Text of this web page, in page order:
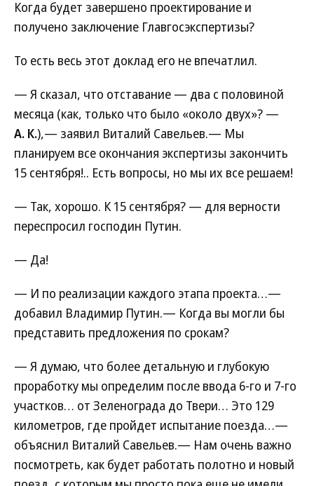
Когда будет завершено проектирование и
получено заключение Главгосэкспертизы?
То есть весь этот доклад его не впечатлил.
— Я сказал, что отставание — два с половиной
месяца (как, только что было «около двух»? —
А. К.),— заявил Виталий Савельев.— Мы
планируем все окончания экспертизы закончить
15 сентября!.. Есть вопросы, но мы их все решаем!
— Так, хорошо. К 15 сентября? — для верности
переспросил господин Путин.
— Да!
— И по реализации каждого этапа проекта…—
добавил Владимир Путин.— Когда вы могли бы
представить предложения по срокам?
— Я думаю, что более детальную и глубокую
проработку мы определим после ввода 6-го и 7-го
участков… от Зеленограда до Твери… Это 129
километров, где пройдет испытание поезда…—
объяснил Виталий Савельев.— Нам очень важно
посмотреть, как будет работать полотно и новый